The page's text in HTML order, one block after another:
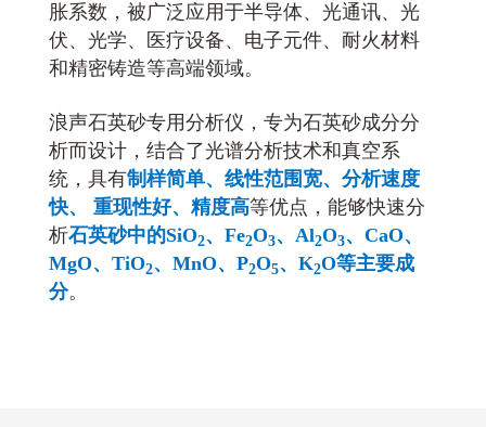
胀系数，被广泛应用于半导体、光通讯、光
伏、光学、医疗设备、电子元件、耐火材料
和精密铸造等高端领域。
浪声石英砂专用分析仪，专为石英砂成分分
析而设计，结合了光谱分析技术和真空系
统，具有制样简单、线性范围宽、分析速度
快、 重现性好、精度高等优点，能够快速分
析石英砂中的SiO2、Fe2O3、Al2O3、CaO、
MgO、TiO2、MnO、P2O5、K2O等主要成
分。